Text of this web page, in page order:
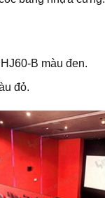
B màu đen.
đỏ.